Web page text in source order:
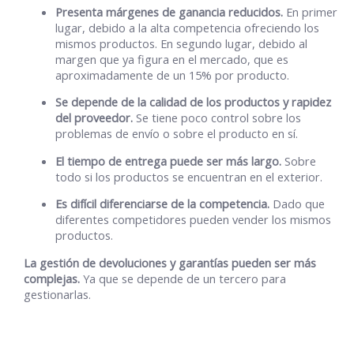
Presenta márgenes de ganancia reducidos. En primer
lugar, debido a la alta competencia ofreciendo los
mismos productos. En segundo lugar, debido al
margen que ya figura en el mercado, que es
aproximadamente de un 15% por producto.
Se depende de la calidad de los productos y rapidez
del proveedor. Se tiene poco control sobre los
problemas de envío o sobre el producto en sí.
El tiempo de entrega puede ser más largo. Sobre
todo si los productos se encuentran en el exterior.
Es difícil diferenciarse de la competencia. Dado que
diferentes competidores pueden vender los mismos
productos.
La gestión de devoluciones y garantías pueden ser más
complejas.Ya que se depende de un tercero para
gestionarlas.